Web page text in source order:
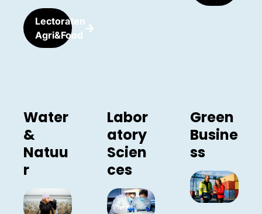
Lectoraten
Agri&Food
Water
&
Natuu
r
Labor
atory
Scien
ces
Green
Busine
ss